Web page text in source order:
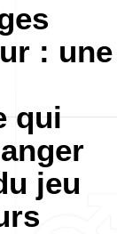
: une
qui
jeu